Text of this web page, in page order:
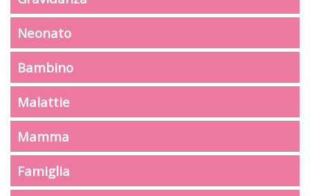
Neonato
Bambino
Malattie
Mamma
Famiglia